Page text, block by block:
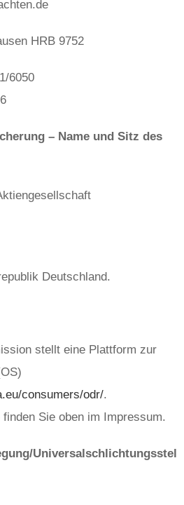
HRB 9752
6050
– Name und Sitz des
Deutschland.
stellt eine Plattform zur
consumers/odr/.
Sie oben im Impressum.
Universalschlichtungsstel